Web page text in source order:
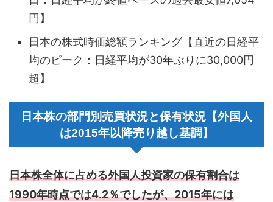
円】
日本の株式時価総額ランキング【直近の日経平
均のピーク：日経平均が30年ぶりに30,000円
超】
日本株の部門別売買状況と保有状況【外国人
は2015年以降売り越し基調】
日本株全体に占める外国人投資家の保有割合は
1990年時点では4.2％でしたが、2015年には